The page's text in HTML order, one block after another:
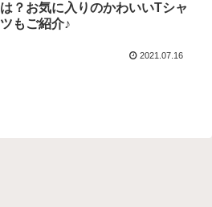
は？お気に入りのかわいいTシャ
ツもご紹介♪
2021.07.16